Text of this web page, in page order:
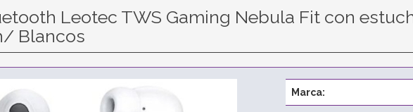
Leotec TWS Gaming Nebula Fit con
Blancos
Marca: